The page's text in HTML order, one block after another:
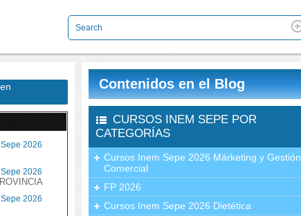
2026
2026
2026
Contenidos en el Blog
CURSOS INEM SEPE POR
CATEGORÍAS
Cursos Inem Sepe 2026 Márketing y Gestión
Comercial
FP 2026
Cursos Inem Sepe 2026 Dietética